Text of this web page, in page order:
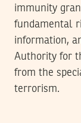
immunity
fundamental
information,
Authority for
from the
terrorism.